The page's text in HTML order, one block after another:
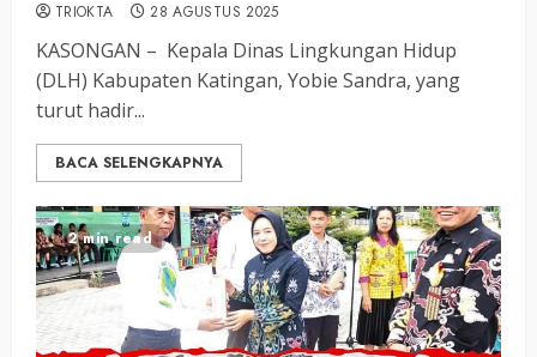
TRIOKTA 28 AGUSTUS 2025
KASONGAN – Kepala Dinas Lingkungan Hidup
(DLH) Kabupaten Katingan, Yobie Sandra, yang
turut hadir...
BACA SELENGKAPNYA
2 min read